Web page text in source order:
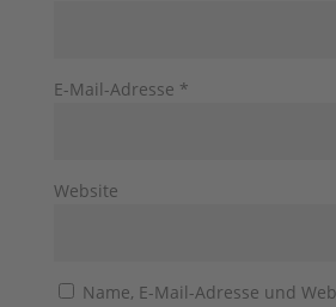
E-Mail-Adresse *
Website
Name, E-Mail-Adresse und